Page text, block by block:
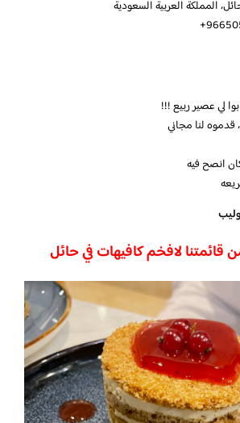
المملكة العربية السعودية
لي عصير ربيع !!!
قدموه لنا مجاني
انصح فيه
كافيهات في حائل